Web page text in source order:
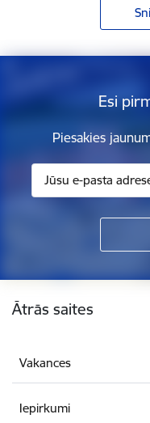
Esi
Piesakies
Ātrās saites
Vakances
Iepirkumi